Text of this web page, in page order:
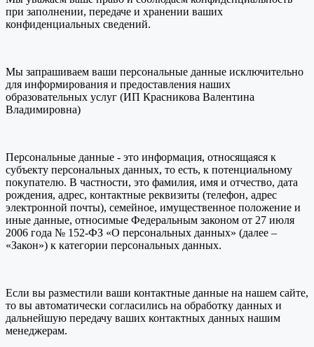
при заполнении, передаче и хранении ваших
конфиденциальных сведений.
Мы запрашиваем ваши персональные данные исключительно
для информирования и предоставления наших
образовательных услуг (ИП Красникова Валентина
Владимировна)
Персональные данные - это информация, относящаяся к
субъекту персональных данных, то есть, к потенциальному
покупателю. В частности, это фамилия, имя и отчество, дата
рождения, адрес, контактные реквизиты (телефон, адрес
электронной почты), семейное, имущественное положение и
иные данные, относимые Федеральным законом от 27 июля
2006 года № 152-ФЗ «О персональных данных» (далее –
«Закон») к категории персональных данных.
Если вы разместили ваши контактные данные на нашем сайте,
то вы автоматически согласились на обработку данных и
дальнейшую передачу ваших контактных данных нашим
менеджерам.